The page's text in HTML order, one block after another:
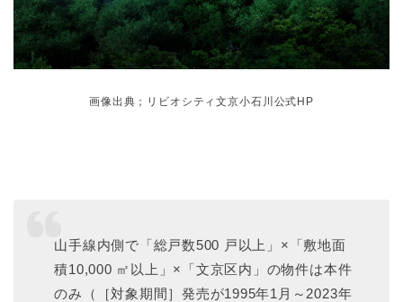
画像出典； リビオシティ文京小石川公式HP
山手線内側で「総戸数500 戸以上」×「敷地面
積10,000 ㎡以上」×「文京区内」の物件は本件
のみ（［対象期間］発売が1995年1月～2023年